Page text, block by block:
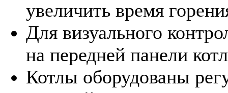
увеличить время
Для визуального
на передней панели
Котлы оборудованы